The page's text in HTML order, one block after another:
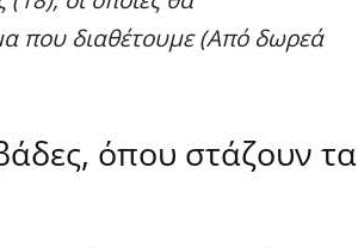
που διαθέτουμε (Από δωρεά
όπου στάζουν τα